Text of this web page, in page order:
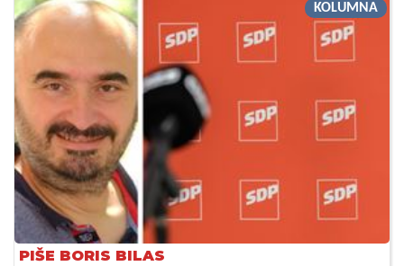
KOLUMNA
PIŠE BORIS BILAS